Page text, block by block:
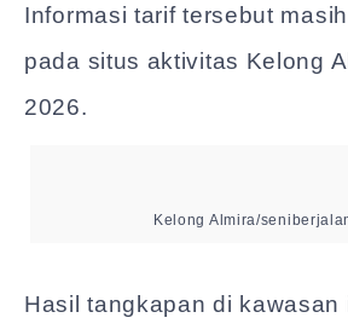
Informasi tarif tersebut
pada situs aktivitas Kelong
2026.
Kelong Almira/
Hasil tangkapan di kawasan